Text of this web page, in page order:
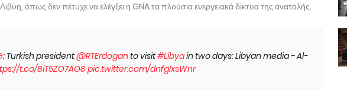
όπως δεν πέτυχε να ελέγξει η GNA τα πλούσια ενεργειακά δίκτυα της ανατολής.
: Turkish president@RTErdoganto visit#Libyain two days: Libyan media - Al-
t.co/8iT5ZO7AO8pic.twitter.com/dnfgIxsWnr